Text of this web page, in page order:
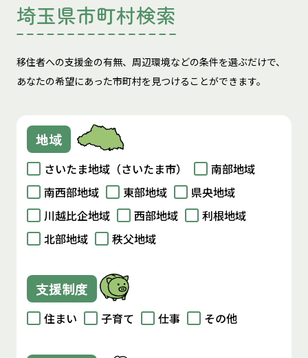
埼玉県市町村検索
移住者への支援金の有無、周辺環境などの条件を選ぶだけで、
あなたの希望にあった市町村を見つけることができます。
地域
さいたま地域（さいたま市）
南部地域
南西部地域
東部地域
県央地域
川越比企地域
西部地域
利根地域
北部地域
秩父地域
支援制度
住まい 子育て 仕事 その他